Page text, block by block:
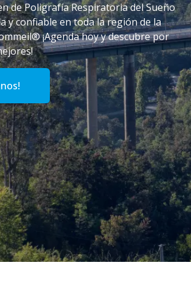
de Poligrafía Respiratoria del Sueño
y confiable en toda la región de la
¡Agenda hoy y descubre por